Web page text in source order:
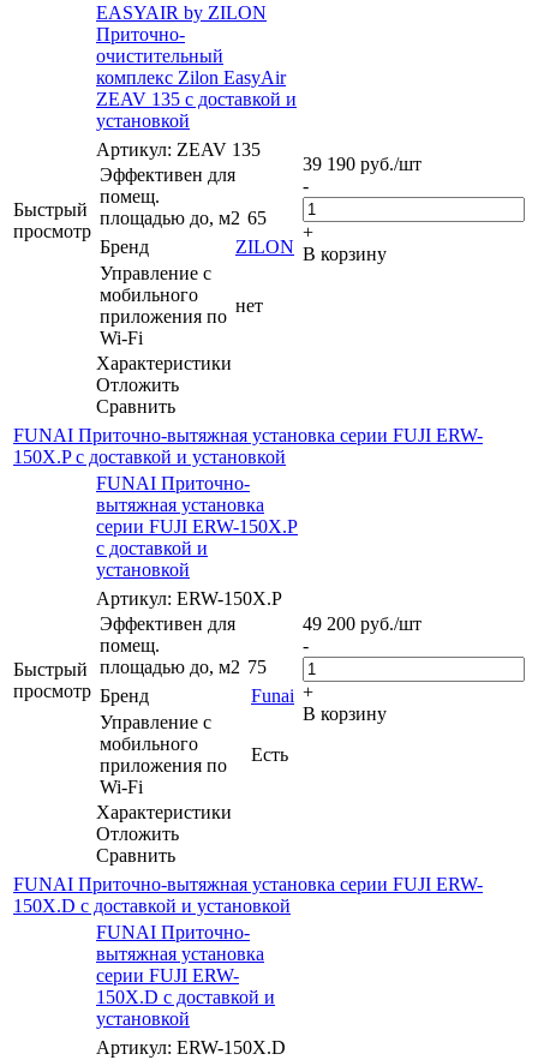
Быстрый
просмотр
EASYAIR by ZILON
Приточно-
очистительный
комплекс Zilon EasyAir
ZEAV 135 с доставкой и
установкой
Артикул: ZEAV 135
Эффективен для
помещ.
площадью до, м2 65
Бренд
ZILON
Управление c
мобильного
приложения по
Wi-Fi
нет
Характеристики
Отложить
Сравнить
39 190 руб./шт
-
+
В корзину
FUNAI Приточно-вытяжная установка серии FUJI ERW-
150X.P с доставкой и установкой
Быстрый
просмотр
FUNAI Приточно-
вытяжная установка
серии FUJI ERW-150X.P
с доставкой и
установкой
Артикул: ERW-150X.P
Эффективен для
помещ.
площадью до, м2 75
Бренд
Funai
Управление c
мобильного
приложения по
Wi-Fi
Есть
Характеристики
Отложить
Сравнить
49 200 руб./шт
-
+
В корзину
FUNAI Приточно-вытяжная установка серии FUJI ERW-
150X.D с доставкой и установкой
FUNAI Приточно-
вытяжная установка
серии FUJI ERW-
150X.D с доставкой и
установкой
Артикул: ERW-150X.D